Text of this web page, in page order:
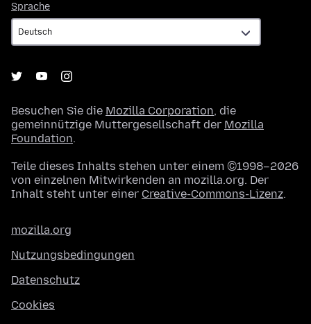
Sprache
Besuchen Sie die Mozilla Corporation, die
gemeinnützige Muttergesellschaft der Mozilla
Foundation.
Teile dieses Inhalts stehen unter einem ©1998–2026
von einzelnen Mitwirkenden an mozilla.org. Der
Inhalt steht unter einer Creative-Commons-Lizenz.
mozilla.org
Nutzungsbedingungen
Datenschutz
Cookies